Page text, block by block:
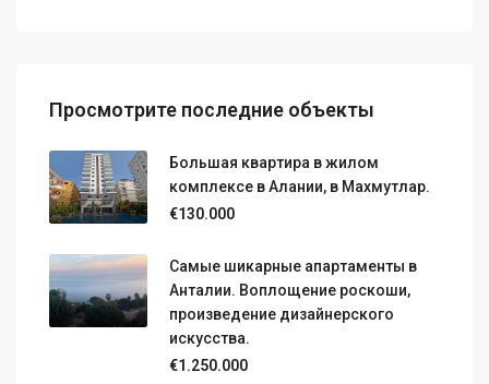
Просмотрите последние объекты
Большая квартира в жилом
комплексе в Алании, в Махмутлар.
€130.000
Самые шикарные апартаменты в
Анталии. Воплощение роскоши,
произведение дизайнерского
искусства.
€1.250.000